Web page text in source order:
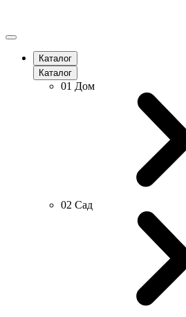
Каталог
Каталог
01 Дом
02 Сад